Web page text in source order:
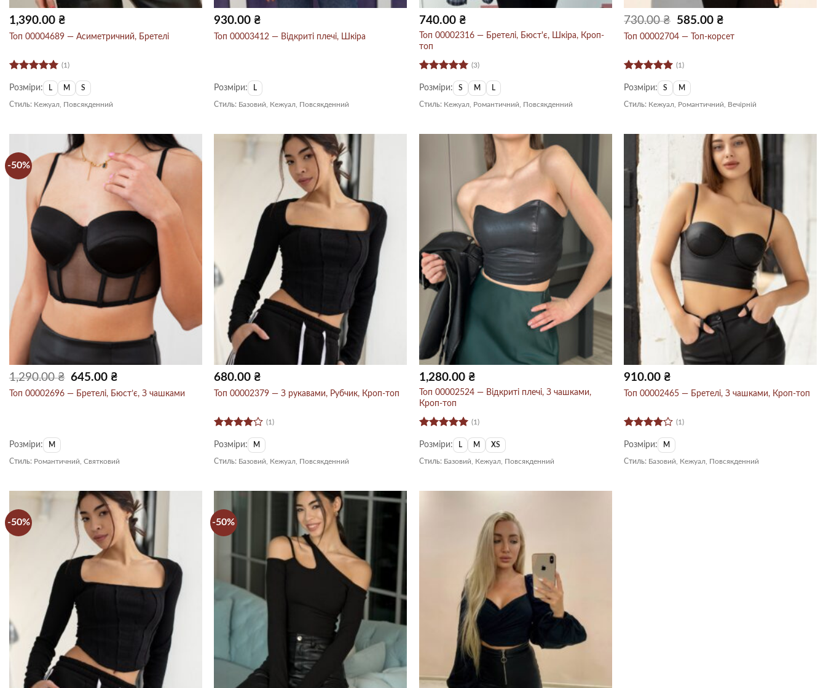
1,390.00 ₴
Топ 00004689 — Асиметричний, Бретелі
Оцінено в
5з 5
(1)
Розміри: L M S
Стиль: Кежуал, Повсякденний
930.00 ₴
Топ 00003412 — Відкриті плечі, Шкіра
Розміри: L
Стиль: Базовий, Кежуал, Повсякденний
740.00 ₴
Топ 00002316 — Бретелі, Бюст'є, Шкіра, Кроп-
топ
Оцінено в
5з 5
(3)
Розміри: S M L
Стиль: Кежуал, Романтичний, Повсякденний
730.00₴
Оригінальна
ціна:
730.00 ₴.
585.00 ₴Поточна
ціна:
585.00 ₴.
Топ 00002704 — Топ-корсет
Оцінено в
5з 5
(1)
Розміри: S M
Стиль: Кежуал, Романтичний, Вечірній
-50%
1,290.00₴
Оригінальна
ціна:
1,290.00 ₴.
645.00 ₴
645.00 ₴.
Топ 00002696 — Бретелі, Бюст’є, З чашками
Розміри: M
Стиль: Романтичний, Святковий
680.00 ₴
Топ 00002379 — З рукавами, Рубчик, Кроп-топ
в4з 5
(1)
Розміри: M
Стиль: Базовий, Кежуал, Повсякденний
1,280.00 ₴
Топ 00002524 — Відкриті плечі, З чашками,
Кроп-топ
Оцінено в
5з 5
(1)
Розміри: L M XS
Стиль: Базовий, Кежуал, Повсякденний
910.00 ₴
Топ 00002465 — Бретелі, З чашками, Кроп-топ
в4з 5
(1)
Розміри: M
Стиль: Базовий, Кежуал, Повсякденний
-50% -50%